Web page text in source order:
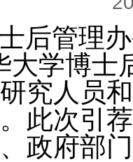
后管理
大学博
究人员
此次引
政府部